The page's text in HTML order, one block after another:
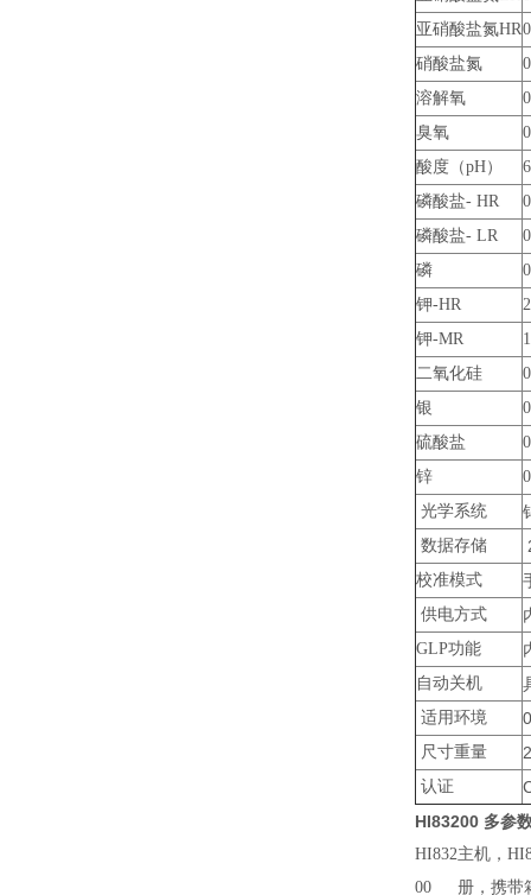
亚硝酸盐氮HR
硝酸盐氮
溶解氧
臭氧
酸度（pH）
磷酸盐- HR
磷酸盐- LR
磷
钾-HR
钾-MR
二氧化硅
银
硫酸盐
锌
光学系统
数据存储
校准模式
供电方式
GLP功能
自动关机
适用环境
尺寸重量
认证
HI83200 多参
HI832
00
主机，
册，携带